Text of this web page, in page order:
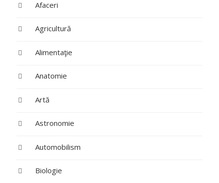
Afaceri
Agricultură
Alimentaţie
Anatomie
Artă
Astronomie
Automobilism
Biologie